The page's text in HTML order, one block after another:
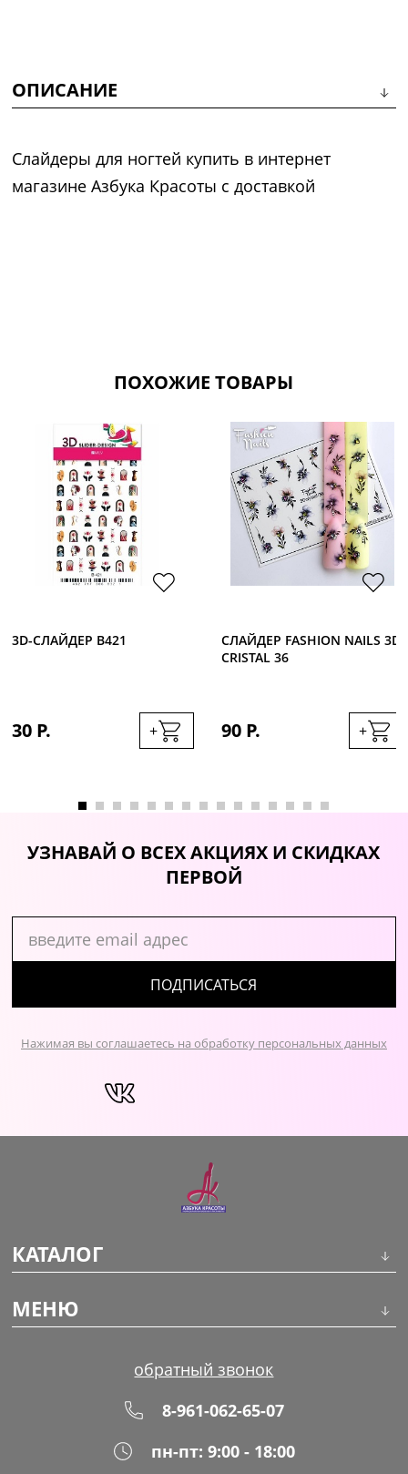
ОПИСАНИЕ
Слайдеры для ногтей купить в интернет
магазине Азбука Красоты с доставкой
ПОХОЖИЕ ТОВАРЫ
3D-CЛАЙДЕР B421
30 Р. +
СЛАЙДЕР FASHION NAILS 3D
CRISTAL 36
90 Р. +
УЗНАВАЙ О ВСЕХ АКЦИЯХ И СКИДКАХ
ПЕРВОЙ
ПОДПИСАТЬСЯ
Нажимая вы соглашаетесь на обработку персональных данных
КАТАЛОГ
Макияж
МЕНЮ
обратный звонок
8-961-062-65-07
пн-пт: 9:00 - 18:00